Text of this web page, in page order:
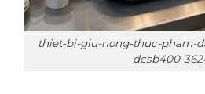
thiet-bi-giu-nong-thuc-pham-
dcsb400-